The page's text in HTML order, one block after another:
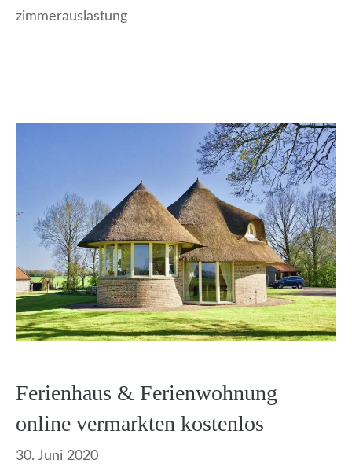
zimmerauslastung
Ferienhaus & Ferienwohnung
online vermarkten kostenlos
30. Juni 2020